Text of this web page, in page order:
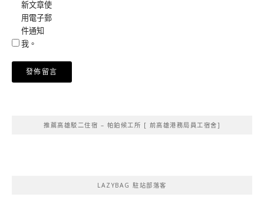
新文章使
用電子郵
件通知
我。
推薦高雄駁二住宿 – 帕鉑候工所 [ 前高雄港務局員工宿舍]
LAZYBAG 駐站部落客